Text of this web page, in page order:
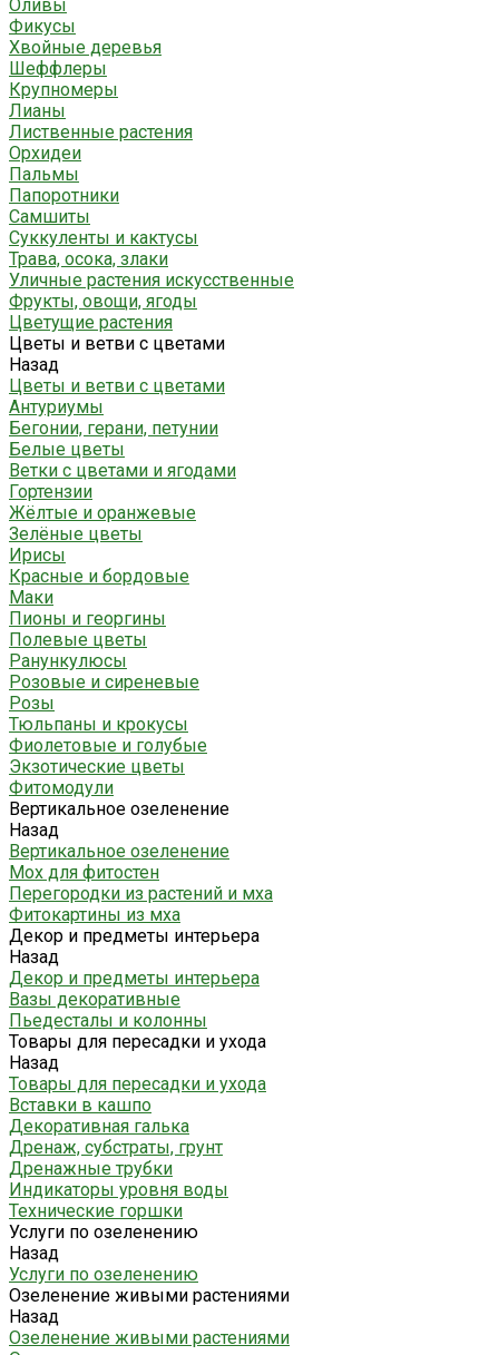
Оливы
Фикусы
Хвойные деревья
Шеффлеры
Крупномеры
Лианы
Лиственные растения
Орхидеи
Пальмы
Папоротники
Самшиты
Суккуленты и кактусы
Трава, осока, злаки
Уличные растения искусственные
Фрукты, овощи, ягоды
Цветущие растения
Цветы и ветви с цветами
Назад
Цветы и ветви с цветами
Антуриумы
Бегонии, герани, петунии
Белые цветы
Ветки с цветами и ягодами
Гортензии
Жёлтые и оранжевые
Зелёные цветы
Ирисы
Красные и бордовые
Маки
Пионы и георгины
Полевые цветы
Ранункулюсы
Розовые и сиреневые
Розы
Тюльпаны и крокусы
Фиолетовые и голубые
Экзотические цветы
Фитомодули
Вертикальное озеленение
Назад
Вертикальное озеленение
Мох для фитостен
Перегородки из растений и мха
Фитокартины из мха
Декор и предметы интерьера
Назад
Декор и предметы интерьера
Вазы декоративные
Пьедесталы и колонны
Товары для пересадки и ухода
Назад
Товары для пересадки и ухода
Вставки в кашпо
Декоративная галька
Дренаж, субстраты, грунт
Дренажные трубки
Индикаторы уровня воды
Технические горшки
Услуги по озеленению
Назад
Услуги по озеленению
Озеленение живыми растениями
Назад
Озеленение живыми растениями